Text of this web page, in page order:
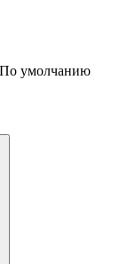
По умолчанию